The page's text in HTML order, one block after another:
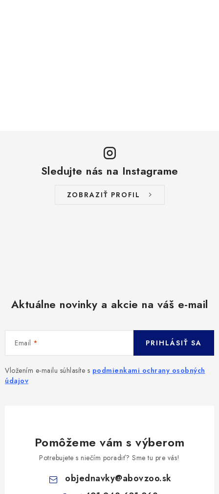
Sledujte nás na Instagrame
ZOBRAZIŤ PROFIL
Aktuálne novinky a akcie na váš e-mail
Email
Vložením e-mailu súhlasíte s podmienkami ochrany osobných
údajov
PRIHLÁSIŤ SA
Pomôžeme vám s výberom
Potrebujete s niečím poradiť? Sme tu pre vás!
objednavky@abovzoo.sk